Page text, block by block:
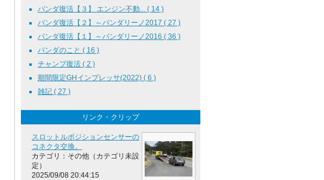
パンダ復活【３】 エンジン不動... ( 14 )
パンダ復活【２】～パンダリーノ2017 ( 27 )
パンダ復活【１】～パンダリーノ2016 ( 36 )
パンダのこと ( 16 )
チャンプ復活 ( 2 )
期間限定GHインプレッサ(2022) ( 6 )
雑記 ( 27 )
リンク・クリップ
スロットルポジションセンサーの
コネクタ交換。
カテゴリ：その他（カテゴリ未設
定）
2025/09/08 20:44:15